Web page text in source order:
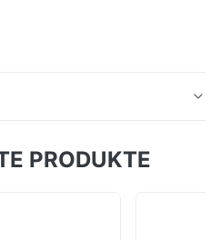
TKP6513 Schwerlast
ist T-förmig, mit einer
Aufhängung.die Säule ist
PRODUKTE